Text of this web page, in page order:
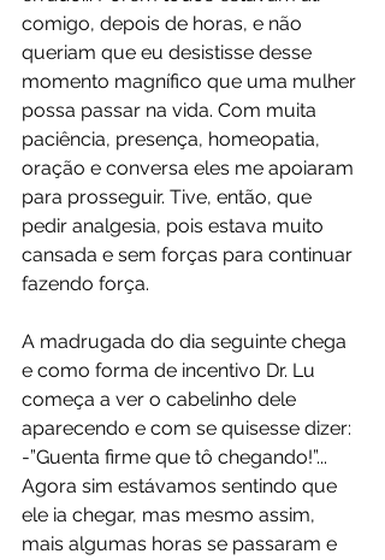
comigo, depois de horas, e não
queriam que eu desistisse desse
momento magnífico que uma mulher
possa passar na vida. Com muita
paciência, presença, homeopatia,
oração e conversa eles me apoiaram
para prosseguir. Tive, então, que
pedir analgesia, pois estava muito
cansada e sem forças para continuar
fazendo força.
A madrugada do dia seguinte chega
e como forma de incentivo Dr. Lu
começa a ver o cabelinho dele
aparecendo e com se quisesse dizer:
-”Guenta firme que tô chegando!”...
Agora sim estávamos sentindo que
ele ia chegar, mas mesmo assim,
mais algumas horas se passaram e